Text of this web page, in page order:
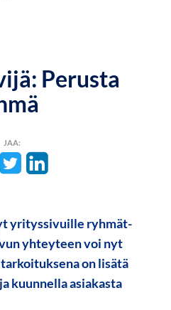
Perusta
JAA:
yrityssivuille ryhmät-
yhteyteen voi nyt
on lisätä
kuunnella asiakasta